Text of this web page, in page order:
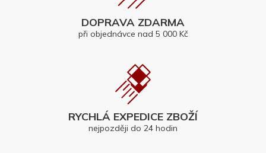
DOPRAVA ZDARMA
při objednávce nad 5 000 Kč
RYCHLÁ EXPEDICE ZBOŽÍ
nejpozději do 24 hodin